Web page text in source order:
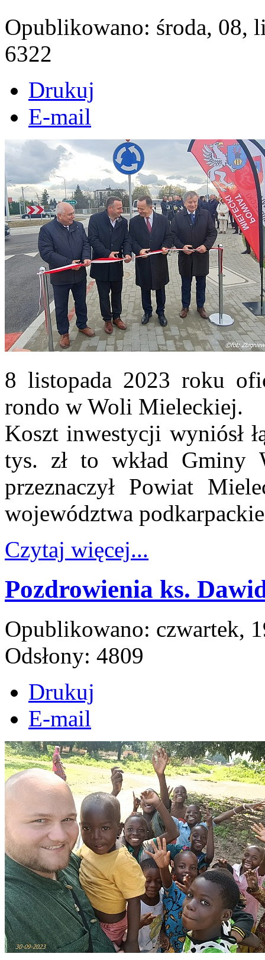
Opublikowano: środa, 08,
6322
Drukuj
E-mail
8 listopada 2023 roku
rondo w Woli Mieleckiej.
Koszt inwestycji wyniósł
tys. zł to wkład Gminy
przeznaczył Powiat
województwa
Czytaj więcej...
Pozdrowienia ks.
Opublikowano: czwartek,
Odsłony: 4809
Drukuj
E-mail